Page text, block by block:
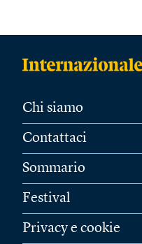
Chi siamo
Contattaci
Sommario
Festival
Privacy e cookie